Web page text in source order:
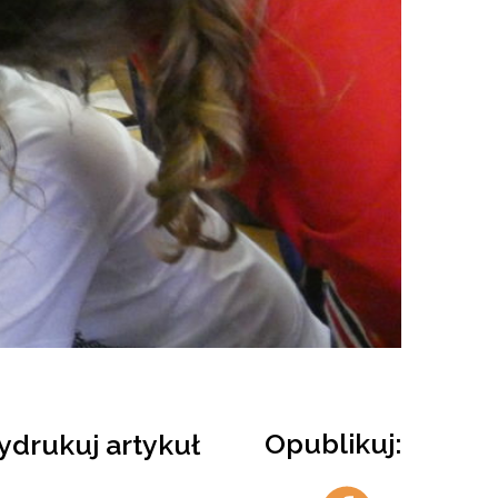
Opublikuj:
artykuł